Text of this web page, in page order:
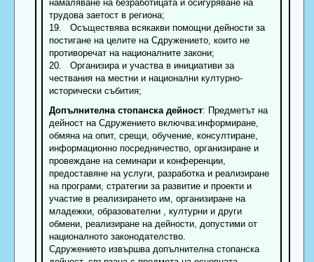
намаляване на безработицата и осигуряване на
трудова заетост в региона;
19. Осъществява всякакви помощни дейности за
постигане на целите на Сдружението, които не
противоречат на националните закони;
20. Организира и участва в инициативи за
чествания на местни и национални културно-
исторически събития;
Допълнителна стопанска дейност: Предметът на
дейност на Сдружението включва:информиране,
обмяна на опит, срещи, обучение, консултиране,
информационно посредничество, организиране и
провеждане на семинари и конференции,
предоставяне на услуги, разработка и реализиране
на програми, стратегии за развитие и проекти и
участие в реализирането им, организиране на
младежки, образователни , културни и други
обмени, реализиране на дейности, допустими от
националното законодателство.
Сдружението извършва допълнителна стопанска